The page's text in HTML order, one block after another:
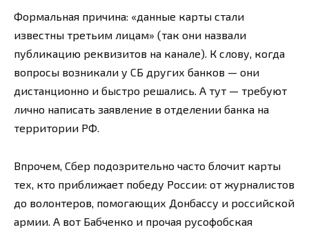
Формальная причина: «данные карты стали
известны третьим лицам» (так они назвали
публикацию реквизитов на канале). К слову, когда
вопросы возникали у СБ других банков — они
дистанционно и быстро решались. А тут — требуют
лично написать заявление в отделении банка на
территории РФ.
Впрочем, Сбер подозрительно часто блочит карты
тех, кто приближает победу России: от журналистов
до волонтеров, помогающих Донбассу и российской
армии. А вот Бабченко и прочая русофобская